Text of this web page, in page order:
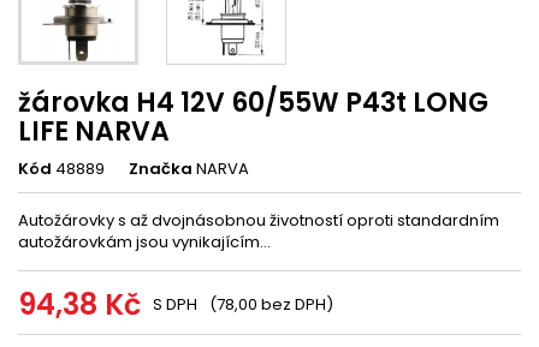
žárovka H4 12V 60/55W P43t LONG
LIFE NARVA
Kód 48889 Značka NARVA
Autožárovky s až dvojnásobnou životností oproti standardním
autožárovkám jsou vynikajícím...
94,38 Kč S DPH (78,00 bez DPH)